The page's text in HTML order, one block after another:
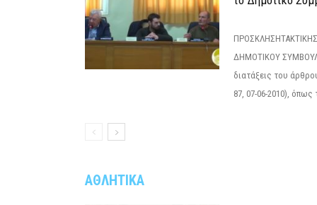
ΔΗΜΟΤΙΚΟΥ
διατάξεις του
87, 07-06-2010), όπως
ΑΘΛΗΤΙΚΑ